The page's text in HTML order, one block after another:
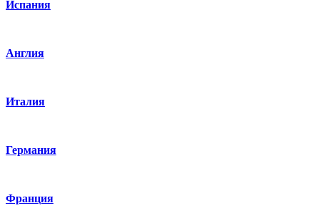
Испания
Англия
Италия
Германия
Франция